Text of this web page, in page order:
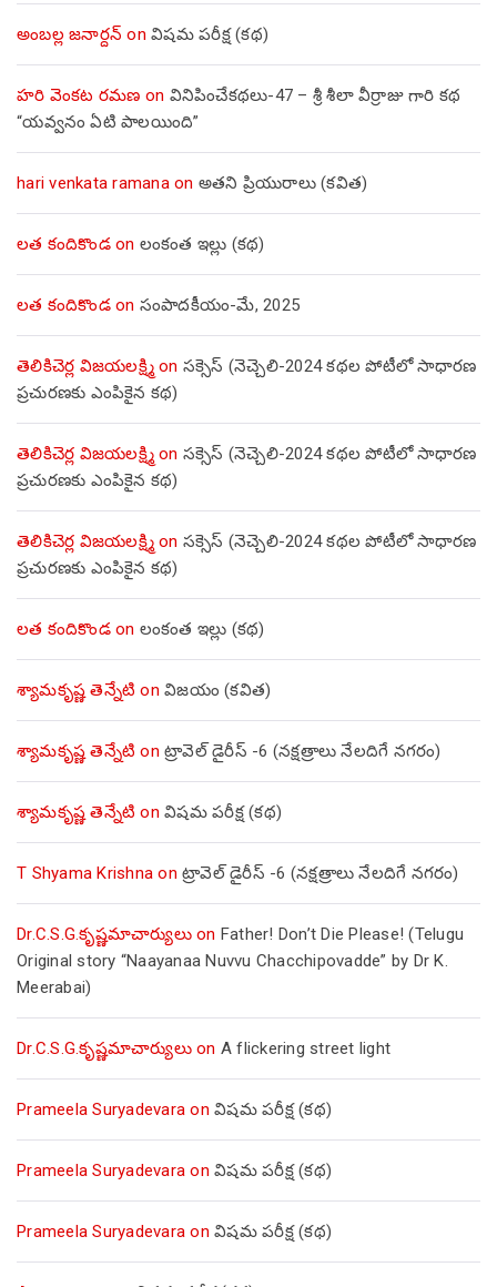
అంబల్ల జనార్దన్ on విషమ పరీక్ష (క‌థ‌)
హరి వెంకట రమణ on వినిపించేకథలు-47 – శ్రీ శీలా వీర్రాజు గారి కథ
“యవ్వనం ఏటి పాలయింది”
hari venkata ramanaon అతని ప్రియురాలు (కవిత)
లత కందికొండon లంకంత ఇల్లు (కథ)
లత కందికొండon సంపాదకీయం-మే, 2025
తెలికిచెర్ల విజయలక్ష్మిon సక్సెస్ (నెచ్చెలి-2024 కథల పోటీలో సాధారణ
ప్రచురణకు ఎంపికైన కథ)
తెలికిచెర్ల విజయలక్ష్మిon సక్సెస్ (నెచ్చెలి-2024 కథల పోటీలో సాధారణ
ప్రచురణకు ఎంపికైన కథ)
తెలికిచెర్ల విజయలక్ష్మిon సక్సెస్ (నెచ్చెలి-2024 కథల పోటీలో సాధారణ
ప్రచురణకు ఎంపికైన కథ)
లత కందికొండon లంకంత ఇల్లు (కథ)
శ్యామకృష్ణ తెన్నేటి on విజయం (కవిత)
శ్యామకృష్ణ తెన్నేటి on ట్రావెల్ డైరీస్ -6 (నక్షత్రాలు నేలదిగే నగరం)
శ్యామకృష్ణ తెన్నేటి on విషమ పరీక్ష (క‌థ‌)
T Shyama Krishna on ట్రావెల్ డైరీస్ -6 (నక్షత్రాలు నేలదిగే నగరం)
Dr.C.S.G.కృష్ణమాచార్యులుon Father! Don’t Die Please! (Telugu
Original story “Naayanaa Nuvvu Chacchipovadde” by Dr K.
Meerabai)
Dr.C.S.G.కృష్ణమాచార్యులుon A flickering street light
Prameela Suryadevara on విషమ పరీక్ష (క‌థ‌)
Prameela Suryadevara on విషమ పరీక్ష (క‌థ‌)
Prameela Suryadevara on విషమ పరీక్ష (క‌థ‌)